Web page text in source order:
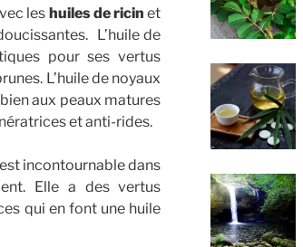
les huiles de ricin et
L’huile de
pour ses vertus
L’huile de noyaux
aux peaux matures
et anti-rides.
incontournable dans
Elle a des vertus
qui en font une huile